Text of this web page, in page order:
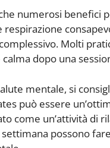
numerosi benefici
Molti
dopo una
mentale, si
può essere
come un’attività di
possono